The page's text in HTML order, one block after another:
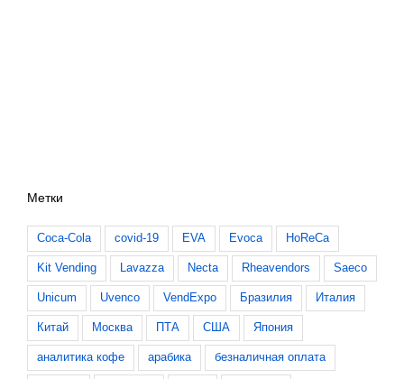
Метки
Coca-Cola covid-19 EVA Evoca HoReCa
Kit Vending Lavazza Necta Rheavendors Saeco
Unicum Uvenco VendExpo Бразилия Италия
Китай Москва ПТА США Япония
аналитика кофе арабика безналичная оплата